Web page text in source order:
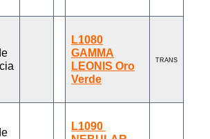
L1080
GAMMA
LEONIS Oro
Verde
TRANS
L1090 ​​